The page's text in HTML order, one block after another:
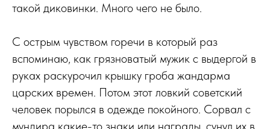
такой диковинки. Много чего не было.
С острым чувством горечи в который раз
вспоминаю, как грязноватый мужик с выдергой в
руках раскурочил крышку гроба жандарма
царских времен. Потом этот ловкий советский
человек порылся в одежде покойного. Сорвал с
мундира какие-то знаки или награды, сунул их в